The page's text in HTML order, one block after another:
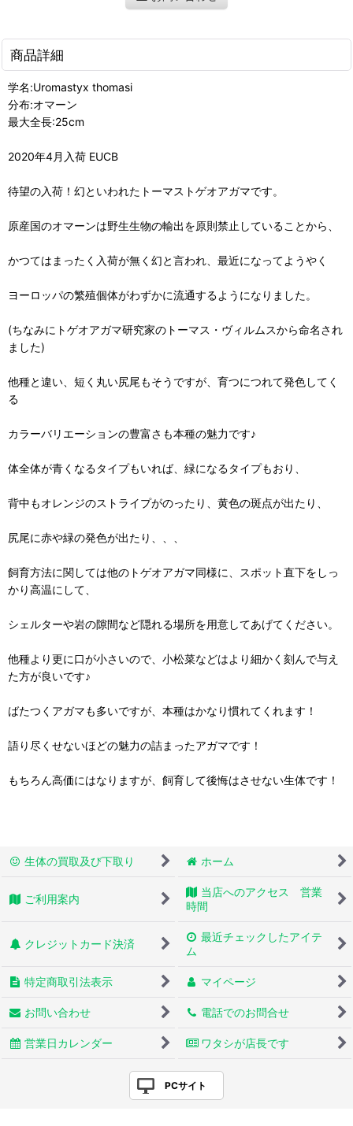
商品詳細
学名:Uromastyx thomasi
分布:オマーン
最大全長:25cm
2020年4月入荷 EUCB
待望の入荷！幻といわれたトーマストゲオアガマです。
原産国のオマーンは野生生物の輸出を原則禁止していることから、
かつてはまったく入荷が無く幻と言われ、最近になってようやく
ヨーロッパの繁殖個体がわずかに流通するようになりました。
(ちなみにトゲオアガマ研究家のトーマス・ヴィルムスから命名され
ました)
他種と違い、短く丸い尻尾もそうですが、育つにつれて発色してく
る
カラーバリエーションの豊富さも本種の魅力です♪
体全体が青くなるタイプもいれば、緑になるタイプもおり、
背中もオレンジのストライプがのったり、黄色の斑点が出たり、
尻尾に赤や緑の発色が出たり、、、
飼育方法に関しては他のトゲオアガマ同様に、スポット直下をしっ
かり高温にして、
シェルターや岩の隙間など隠れる場所を用意してあげてください。
他種より更に口が小さいので、小松菜などはより細かく刻んで与え
た方が良いです♪
ばたつくアガマも多いですが、本種はかなり慣れてくれます！
語り尽くせないほどの魅力の詰まったアガマです！
もちろん高価にはなりますが、飼育して後悔はさせない生体です！
生体の買取及び下取り ホーム
ご利用案内
当店へのアクセス 営業
時間
クレジットカード決済
最近チェックしたアイテ
ム
特定商取引法表示 マイページ
お問い合わせ 電話でのお問合せ
営業日カレンダー ワタシが店長です
PCサイト